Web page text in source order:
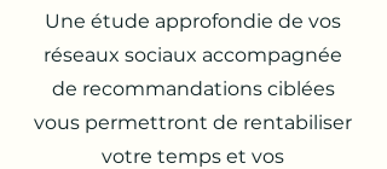
Une étude approfondie de vos
réseaux sociaux accompagnée
de recommandations ciblées
vous permettront de rentabiliser
votre temps et vos